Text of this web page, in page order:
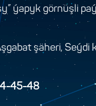
ýapyk görnüşli
şäheri, Seýdi
45-48